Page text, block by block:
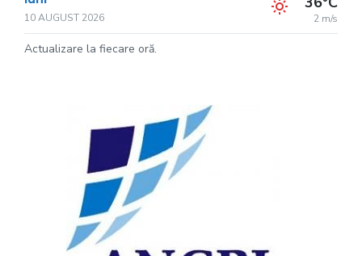
10 AUGUST 2026 2 m/s
Actualizare la fiecare oră.